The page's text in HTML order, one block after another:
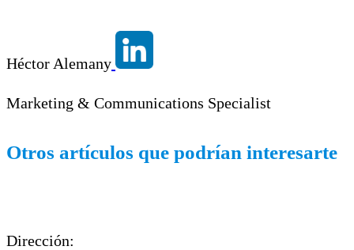
Héctor Alemany
Marketing & Communications Specialist
Otros artículos que podrían interesarte
Dirección: